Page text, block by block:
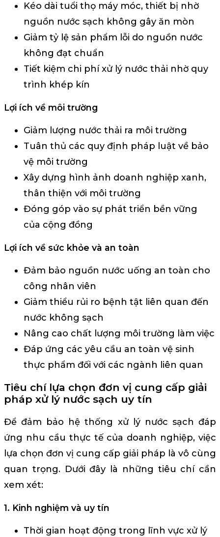
Kéo dài tuổi thọ máy móc, thiết bị nhờ
nguồn nước sạch không gây ăn mòn
Giảm tỷ lệ sản phẩm lỗi do nguồn nước
không đạt chuẩn
Tiết kiệm chi phí xử lý nước thải nhờ quy
trình khép kín
Lợi ích về môi trường
Giảm lượng nước thải ra môi trường
Tuân thủ các quy định pháp luật về bảo
vệ môi trường
Xây dựng hình ảnh doanh nghiệp xanh,
thân thiện với môi trường
Đóng góp vào sự phát triển bền vững
của cộng đồng
Lợi ích về sức khỏe và an toàn
Đảm bảo nguồn nước uống an toàn cho
công nhân viên
Giảm thiểu rủi ro bệnh tật liên quan đến
nước không sạch
Nâng cao chất lượng môi trường làm việc
Đáp ứng các yêu cầu an toàn vệ sinh
thực phẩm đối với các ngành liên quan
Tiêu chí lựa chọn đơn vị cung cấp giải
pháp xử lý nước sạch uy tín
Để đảm bảo hệ thống xử lý nước sạch đáp
ứng nhu cầu thực tế của doanh nghiệp, việc
lựa chọn đơn vị cung cấp giải pháp là vô cùng
quan trọng. Dưới đây là những tiêu chí cần
xem xét:
1. Kinh nghiệm và uy tín
Thời gian hoạt động trong lĩnh vực xử lý